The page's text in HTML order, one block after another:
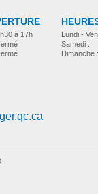
à 17h
Lundi -
Samedi :
Dimanche :